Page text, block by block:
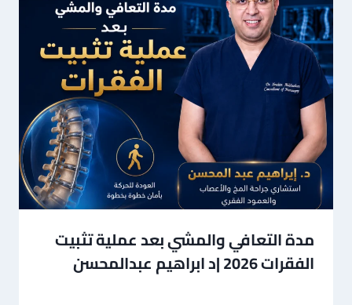
مدة التعافي والمشي بعد عملية تثبيت
الفقرات 2026 |د ابراهيم عبدالمحسن